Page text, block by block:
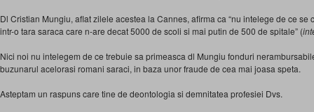
Dl Cristian Mungiu, aflat zilele acestea la Cannes, afirma ca “nu intelege de ce se
intr-o tara saraca care n-are decat 5000 de scoli si mai putin de 500 de spitale” (
Nici noi nu intelegem de ce trebuie sa primeasca dl Mungiu fonduri
buzunarul acelorasi romani saraci, in baza unor fraude de cea mai joasa speta.
Asteptam un raspuns care tine de deontologia si demnitatea profesiei Dvs.